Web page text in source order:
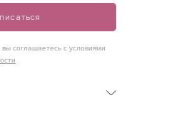
точкам.
соглашаетесь с условиями